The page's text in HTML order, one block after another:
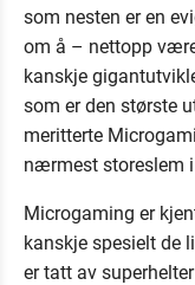
som nesten er en
om å – nettopp
kanskje
som er den største
meritterte
nærmest storeslem
Microgaming er
kanskje spesielt de
er tatt av